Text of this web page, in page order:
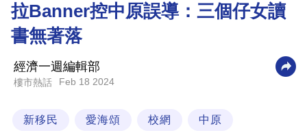
商
科
技
場
拉Banner控中原誤導：三個仔女讀
書無著落
經濟一週編輯部
樓市熱話 Feb 18 2024
新移民 愛海頌 校網 中原